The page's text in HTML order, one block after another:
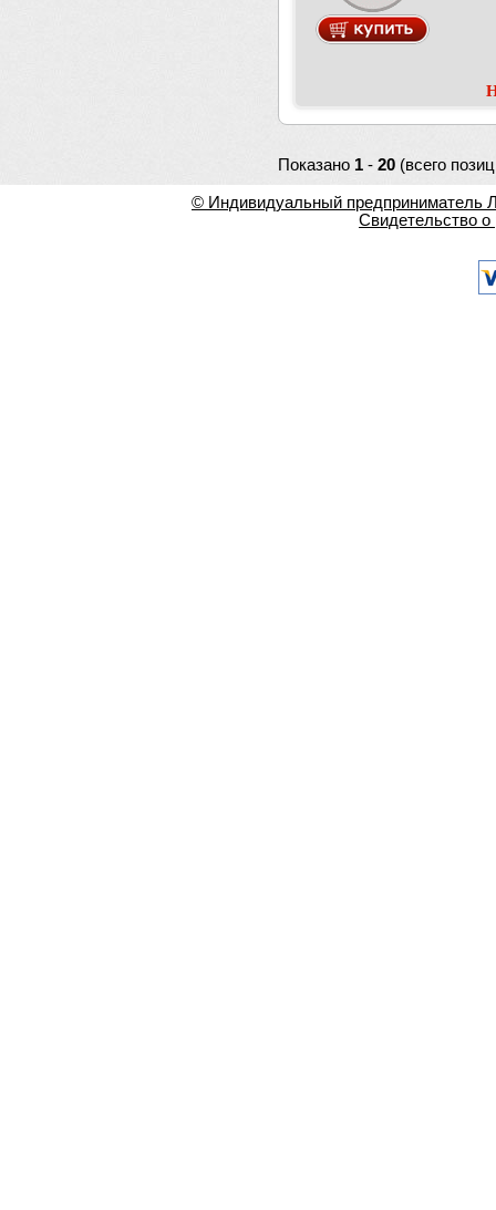
Показано 1- 20(всего
© Индивидуальный предприниматель
Свидетельство